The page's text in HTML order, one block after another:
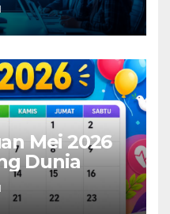
Mei 2026
Dunia